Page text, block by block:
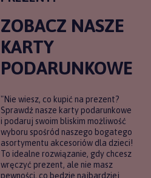
ZOBACZ NASZE
KARTY
PODARUNKOWE
"Nie wiesz, co kupić na prezent?
Sprawdź nasze karty podarunkowe
i podaruj swoim bliskim możliwość
wyboru spośród naszego bogatego
asortymentu akcesoriów dla dzieci!
To idealne rozwiązanie, gdy chcesz
wręczyć prezent, ale nie masz
pewności, co będzie najbardziej